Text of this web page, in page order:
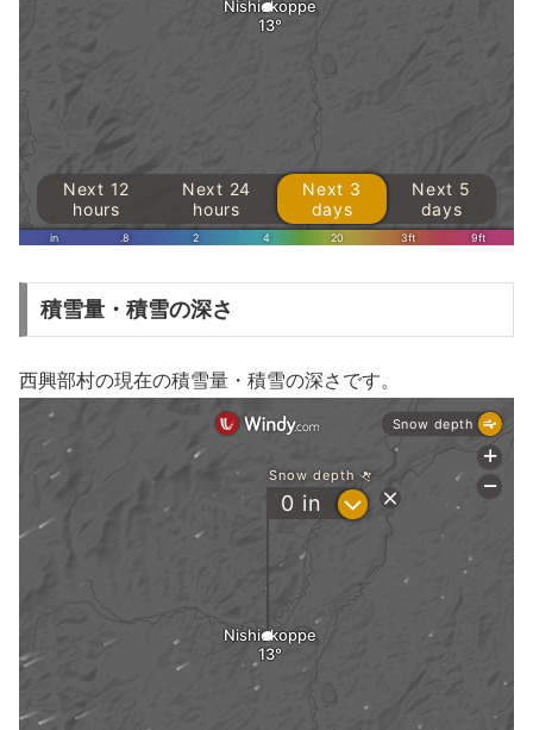
積雪量・積雪の深さ
西興部村の現在の積雪量・積雪の深さです。